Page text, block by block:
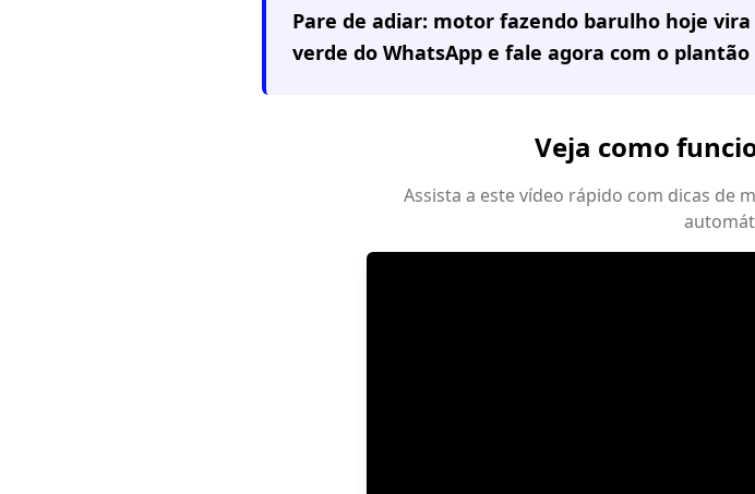
Pare de adiar: motor fazendo barulho hoje
verde do WhatsApp e fale agora com o
Veja como
Assista a este vídeo rápido com dicas de